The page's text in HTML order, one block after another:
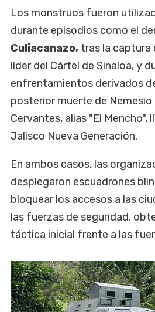
Los monstruos fueron
durante episodios como el
Culiacanazo, tras la captura
líder del Cártel de Sinaloa, y
enfrentamientos derivados
posterior muerte de Nemesio
Cervantes, alias "El Mencho",
Jalisco Nueva Generación.
En ambos casos, las
desplegaron escuadrones
bloquear los accesos a las
las fuerzas de seguridad,
táctica inicial frente a las